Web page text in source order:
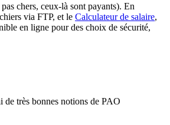
chers, ceux-là sont payants). En
via FTP, et le Calculateur de salaire,
en ligne pour des choix de sécurité,
très bonnes notions de PAO